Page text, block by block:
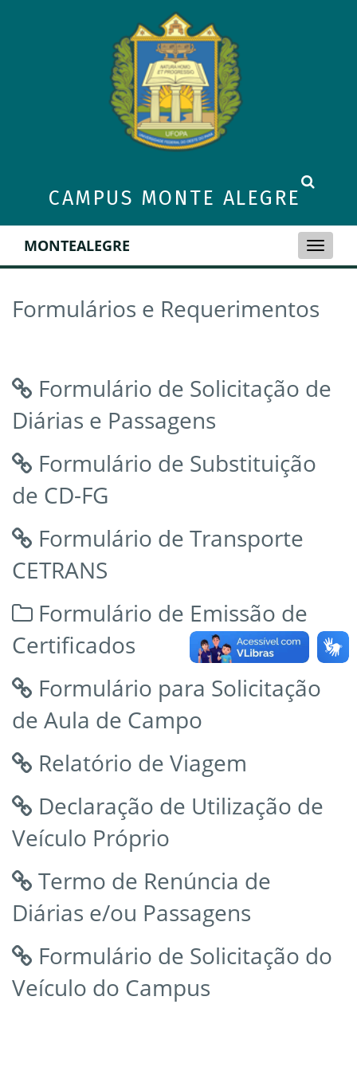
CAMPUS MONTE ALEGRE
Toggle
MONTEALEGRE
Formulários e Requerimentos
Formulário de Solicitação de
Diárias e Passagens
Formulário de Substituição
de CD-FG
Formulário de Transporte
CETRANS
Formulário de Emissão de
Certificados
Formulário para Solicitação
de Aula de Campo
Relatório de Viagem
Declaração de Utilização de
Veículo Próprio
Termo de Renúncia de
Diárias e/ou Passagens
Formulário de Solicitação do
Veículo do Campus